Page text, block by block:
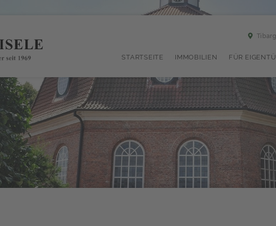
STARTSEITE IMMOBILIEN FÜR